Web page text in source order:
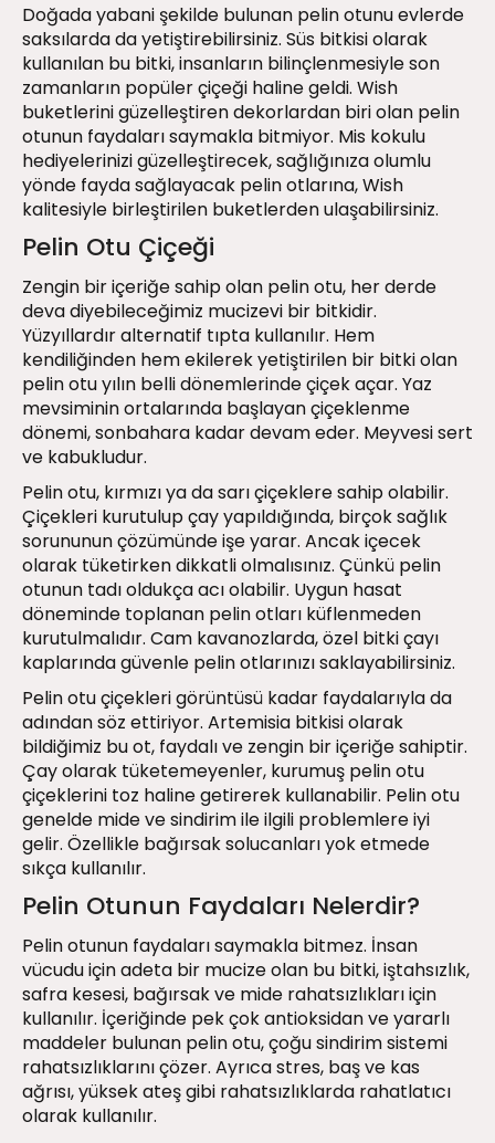
Doğada yabani şekilde bulunan pelin otunu evlerde
saksılarda da yetiştirebilirsiniz. Süs bitkisi olarak
kullanılan bu bitki, insanların bilinçlenmesiyle son
zamanların popüler çiçeği haline geldi. Wish
buketlerini güzelleştiren dekorlardan biri olan pelin
otunun faydaları saymakla bitmiyor. Mis kokulu
hediyelerinizi güzelleştirecek, sağlığınıza olumlu
yönde fayda sağlayacak pelin otlarına, Wish
kalitesiyle birleştirilen buketlerden ulaşabilirsiniz.
Pelin Otu Çiçeği
Zengin bir içeriğe sahip olan pelin otu, her derde
deva diyebileceğimiz mucizevi bir bitkidir.
Yüzyıllardır alternatif tıpta kullanılır. Hem
kendiliğinden hem ekilerek yetiştirilen bir bitki olan
pelin otu yılın belli dönemlerinde çiçek açar. Yaz
mevsiminin ortalarında başlayan çiçeklenme
dönemi, sonbahara kadar devam eder. Meyvesi sert
ve kabukludur.
Pelin otu, kırmızı ya da sarı çiçeklere sahip olabilir.
Çiçekleri kurutulup çay yapıldığında, birçok sağlık
sorununun çözümünde işe yarar. Ancak içecek
olarak tüketirken dikkatli olmalısınız. Çünkü pelin
otunun tadı oldukça acı olabilir. Uygun hasat
döneminde toplanan pelin otları küflenmeden
kurutulmalıdır. Cam kavanozlarda, özel bitki çayı
kaplarında güvenle pelin otlarınızı saklayabilirsiniz.
Pelin otu çiçekleri görüntüsü kadar faydalarıyla da
adından söz ettiriyor. Artemisia bitkisi olarak
bildiğimiz bu ot, faydalı ve zengin bir içeriğe sahiptir.
Çay olarak tüketemeyenler, kurumuş pelin otu
çiçeklerini toz haline getirerek kullanabilir. Pelin otu
genelde mide ve sindirim ile ilgili problemlere iyi
gelir. Özellikle bağırsak solucanları yok etmede
sıkça kullanılır.
Pelin Otunun Faydaları Nelerdir?
Pelin otunun faydaları saymakla bitmez. İnsan
vücudu için adeta bir mucize olan bu bitki, iştahsızlık,
safra kesesi, bağırsak ve mide rahatsızlıkları için
kullanılır. İçeriğinde pek çok antioksidan ve yararlı
maddeler bulunan pelin otu, çoğu sindirim sistemi
rahatsızlıklarını çözer. Ayrıca stres, baş ve kas
ağrısı, yüksek ateş gibi rahatsızlıklarda rahatlatıcı
olarak kullanılır.